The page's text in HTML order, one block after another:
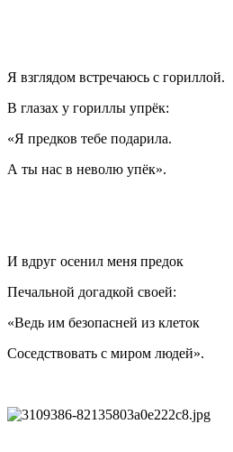
Я взглядом встречаюсь с гориллой.
В глазах у гориллы упрёк:
«Я предков тебе подарила.
А ты нас в неволю упёк».
И вдруг осенил меня предок
Печальной догадкой своей:
«Ведь им безопасней из клеток
Соседствовать с миром людей».